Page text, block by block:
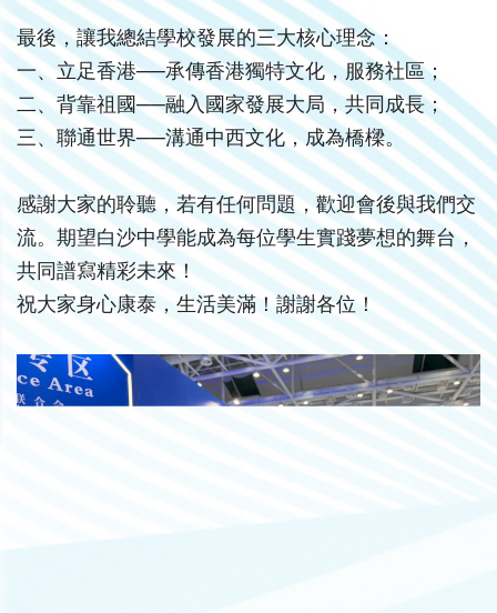
最後，讓我總結學校發展的三大核心理念：
一、立足香港──承傳香港獨特文化，服務社區；
二、背靠祖國──融入國家發展大局，共同成長；
三、聯通世界──溝通中西文化，成為橋樑。
感謝大家的聆聽，若有任何問題，歡迎會後與我們交
流。期望白沙中學能成為每位學生實踐夢想的舞台，
共同譜寫精彩未來！
祝大家身心康泰，生活美滿！謝謝各位！